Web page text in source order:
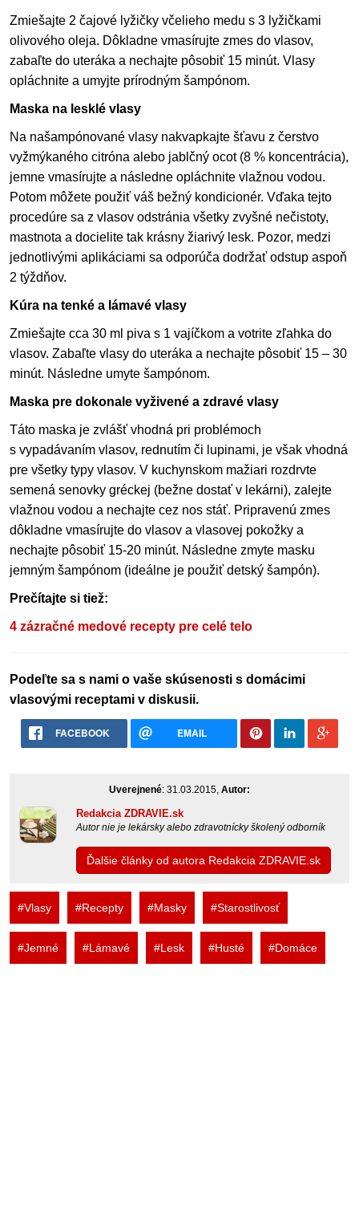
Zmiešajte 2 čajové lyžičky včelieho medu s 3 lyžičkami
olivového oleja. Dôkladne vmasírujte zmes do vlasov,
zabaľte do uteráka a nechajte pôsobiť 15 minút. Vlasy
opláchnite a umyjte prírodným šampónom.
Maska na lesklé vlasy
Na našampónované vlasy nakvapkajte šťavu z čerstvo
vyžmýkaného citróna alebo jablčný ocot (8 % koncentrácia),
jemne vmasírujte a následne opláchnite vlažnou vodou.
Potom môžete použiť váš bežný kondicionér. Vďaka tejto
procedúre sa z vlasov odstránia všetky zvyšné nečistoty,
mastnota a docielite tak krásny žiarivý lesk. Pozor, medzi
jednotlivými aplikáciami sa odporúča dodržať odstup aspoň
2 týždňov.
Kúra na tenké a lámavé vlasy
Zmiešajte cca 30 ml piva s 1 vajíčkom a votrite zľahka do
vlasov. Zabaľte vlasy do uteráka a nechajte pôsobiť 15 – 30
minút. Následne umyte šampónom.
Maska pre dokonale vyživené a zdravé vlasy
Táto maska je zvlášť vhodná pri problémoch
s vypadávaním vlasov, rednutím či lupinami, je však vhodná
pre všetky typy vlasov. V kuchynskom mažiari rozdrvte
semená senovky gréckej (bežne dostať v lekárni), zalejte
vlažnou vodou a nechajte cez nos stáť. Pripravenú zmes
dôkladne vmasírujte do vlasov a vlasovej pokožky a
nechajte pôsobiť 15-20 minút. Následne zmyte masku
jemným šampónom (ideálne je použiť detský šampón).
Prečítajte si tiež:
4 zázračné medové recepty pre celé telo
Podeľte sa s nami o vaše skúsenosti s domácimi
vlasovými receptami v diskusii.
FACEBOOK EMAIL
Uverejnené: 31.03.2015, Autor:
Redakcia ZDRAVIE.sk
Autor nie je lekársky alebo zdravotnícky školený odborník
Ďalšie články od autora Redakcia ZDRAVIE.sk
#Vlasy #Recepty #Masky #Starostlivosť
#Jemné #Lámavé #Lesk #Husté #Domáce